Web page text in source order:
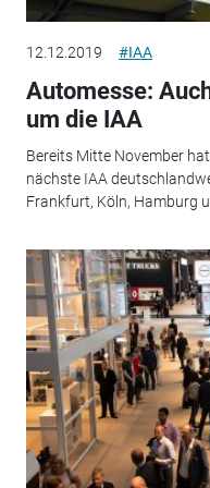
12.12.2019 #IAA
Automesse:
um die IAA
Bereits Mitte November
nächste IAA
Frankfurt, Köln, Hamburg